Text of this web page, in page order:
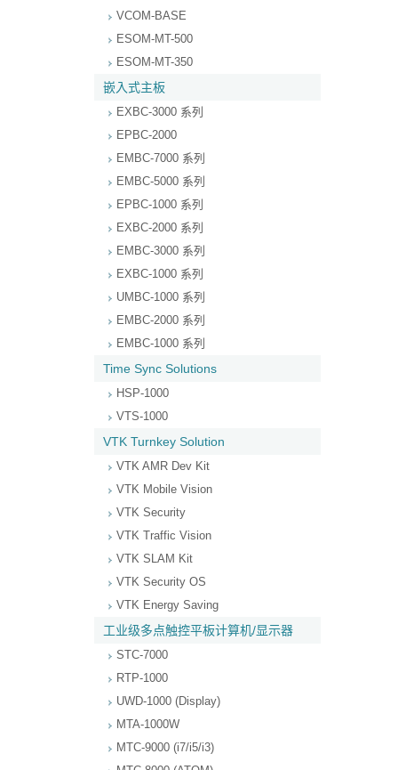
VCOM-BASE
ESOM-MT-500
ESOM-MT-350
嵌入式主板
EXBC-3000 系列
EPBC-2000
EMBC-7000 系列
EMBC-5000 系列
EPBC-1000 系列
EXBC-2000 系列
EMBC-3000 系列
EXBC-1000 系列
UMBC-1000 系列
EMBC-2000 系列
EMBC-1000 系列
Time Sync Solutions
HSP-1000
VTS-1000
VTK Turnkey Solution
VTK AMR Dev Kit
VTK Mobile Vision
VTK Security
VTK Traffic Vision
VTK SLAM Kit
VTK Security OS
VTK Energy Saving
工业级多点触控平板计算机/显示器
STC-7000
RTP-1000
UWD-1000 (Display)
MTA-1000W
MTC-9000 (i7/i5/i3)